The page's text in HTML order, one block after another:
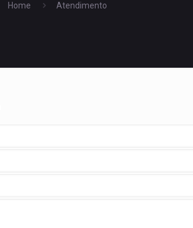
Home Atendimento